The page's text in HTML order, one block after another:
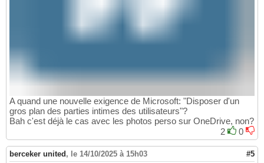
A quand une nouvelle exigence de Microsoft: "Disposer d'un
gros plan des parties intimes des utilisateurs"?
Bah c'est déjà le cas avec les photos perso sur OneDrive, non?
2
0
berceker united , le 14/10/2025 à 15h03 #5